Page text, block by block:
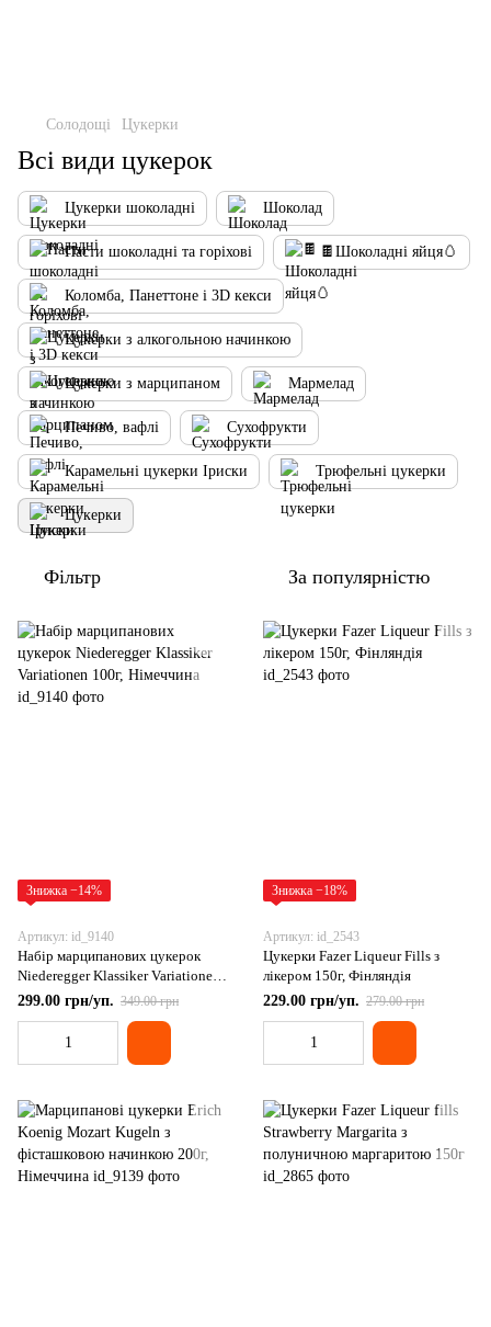
Солодощі Цукерки
Всі види цукерок
Цукерки шоколадні Шоколад
Пасти шоколадні та горіхові 🍫Шоколадні яйця🥚
Коломба, Панеттоне і 3D кекси
Цукерки з алкогольною начинкою
Цукерки з марципаном Мармелад
Печиво, вафлі Сухофрукти
Карамельні цукерки Іриски Трюфельні цукерки
Цукерки
Фільтр За популярністю
Знижка −14%
Артикул: id_9140
Набір марципанових цукерок
Niederegger Klassiker Variationen
100г, Німеччина
299.00 грн/уп. 349.00 грн
Знижка −18%
Артикул: id_2543
Цукерки Fazer Liqueur Fills з
лікером 150г, Фінляндія
229.00 грн/уп. 279.00 грн